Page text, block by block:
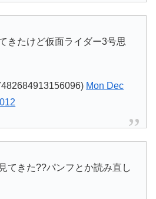
きたけど仮面ライダー3号思
Mon Dec
てきた??パンフとか読み直し